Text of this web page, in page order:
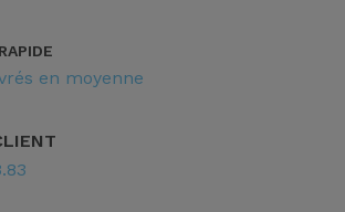
en moyenne